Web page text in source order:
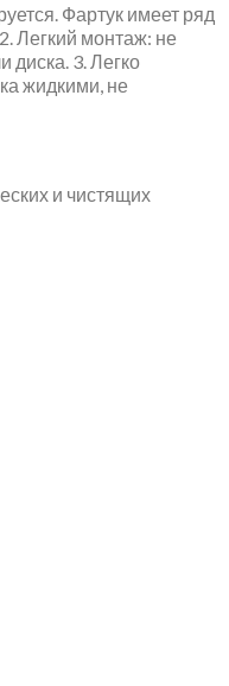
Фартук имеет ряд
Легкий монтаж: не
диска. 3. Легко
жидкими, не
и чистящих